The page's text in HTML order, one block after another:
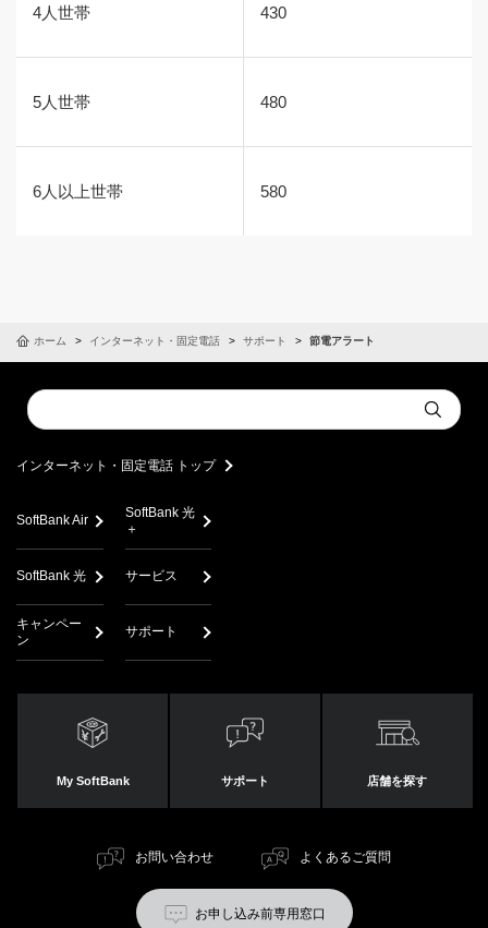
4人世帯 430
5人世帯 480
6人以上世帯 580
ホーム インターネット・固定電話 サポート 節電アラート
Conduct
a
Submit
インターネット・固定電話 トップ
SoftBank Air
SoftBank 光
＋
SoftBank 光 サービス
キャンペー
ン
サポート
My SoftBank サポート 店舗を探す
お問い合わせ よくあるご質問
お申し込み前専用窓口